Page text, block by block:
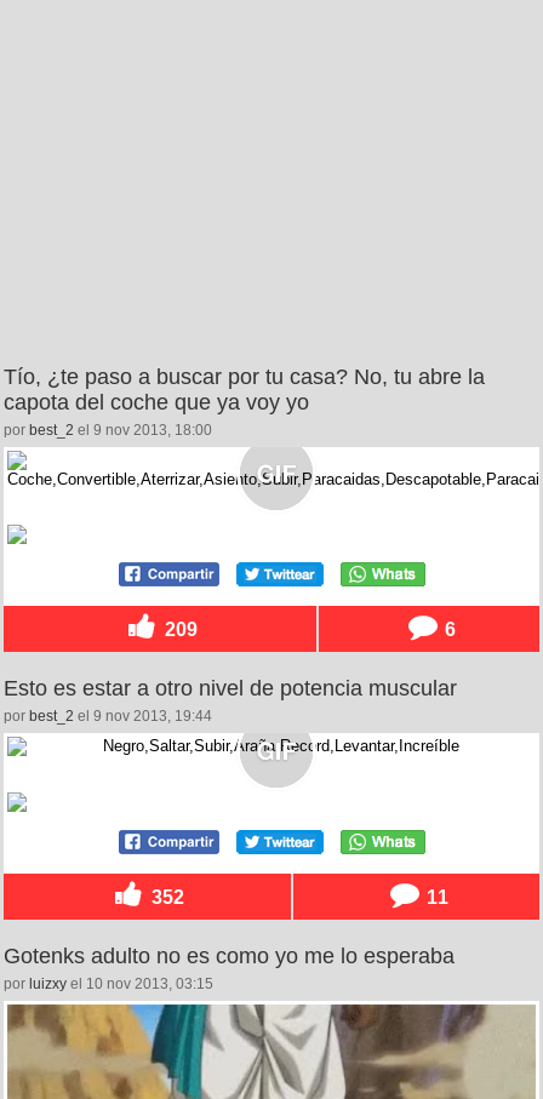
Tío, ¿te paso a buscar por tu casa? No, tu abre la
capota del coche que ya voy yo
por best_2 el 9 nov 2013, 18:00
209 6
Esto es estar a otro nivel de potencia muscular
por best_2 el 9 nov 2013, 19:44
352 11
Gotenks adulto no es como yo me lo esperaba
por luizxy el 10 nov 2013, 03:15